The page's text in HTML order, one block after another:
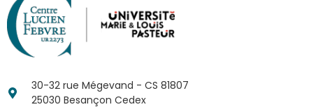
30-32 rue Mégevand - CS 81807
25030 Besançon Cedex